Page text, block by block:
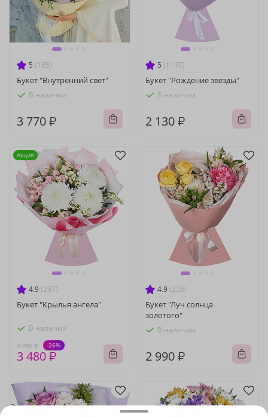
5 (185)
Букет "Внутренний свет"
В наличии
3 770 ₽
5 (1137)
Букет "Рождение звезды"
В наличии
2 130 ₽
4.9 (297)
Букет "Крылья ангела"
В наличии
4 700 ₽ -26%
3 480 ₽
Акция
4.9 (238)
Букет "Луч солнца
золотого"
В наличии
2 990 ₽